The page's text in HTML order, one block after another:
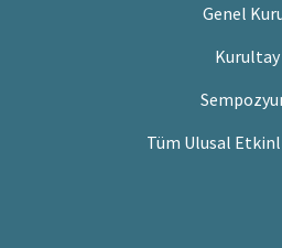
Genel
Kurultay
Tüm Ulusal